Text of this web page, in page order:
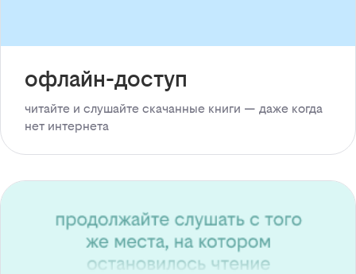
офлайн-доступ
читайте и слушайте скачанные книги — даже когда
нет интернета